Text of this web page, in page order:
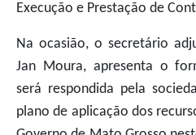
Execução e Prestação de
Na ocasião, o secretário
Jan Moura, apresenta o
será respondida pela
plano de aplicação dos